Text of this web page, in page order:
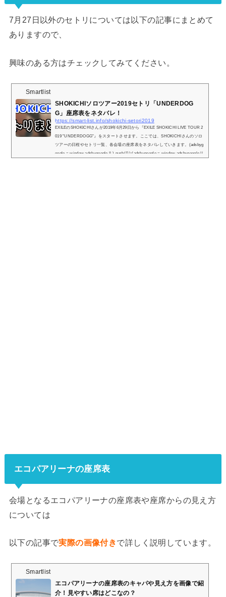
7月27日以外のセトリについては以下の記事にまとめて
ありますので、
興味のある方はチェックしてみてください。
Smartlist
SHOKICHIソロツアー2019セトリ「UNDERDOG
G」座席表をネタバレ！
https://smart-list.info/shokichi-setori2019
EXILEのSHOKICHIさんが2019年6月29日から『EXILE SHOKICHI LIVE TOUR 2
019 "UNDERDOGG"』をスタートさせます。ここでは、SHOKICHIさんのソロ
ツアーの日程やセトリ一覧、各会場の座席表をネタバレしていきます。(adsbyg
oogle = window.adsbygoogle || ).push({});(adsbygoogle = window.adsbygoogle ||
エコパアリーナの座席表
会場となるエコパアリーナの座席表や座席からの見え方
については
以下の記事で実際の画像付きで詳しく説明しています。
Smartlist
エコパアリーナの座席表のキャパや見え方を画像で紹
介！見やすい席はどこなの？